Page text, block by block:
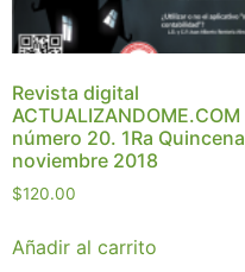
Revista digital
ACTUALIZANDOME.COM
número 20. 1Ra Quincena
noviembre 2018
$120.00
Añadir al carrito